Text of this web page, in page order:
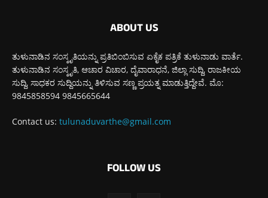
ABOUT US
ತುಳುನಾಡಿನ ಸಂಸ್ಕೃತಿಯನ್ನು ಪ್ರತಿಬಿಂಬಿಸುವ ಏಕೈಕ ಪತ್ರಿಕೆ ತುಳುನಾಡು ವಾರ್ತೆ.
ತುಳುನಾಡಿನ ಸಂಸ್ಕೃತಿ, ಆಚಾರ ವಿಚಾರ, ದೈವಾರಾಧನೆ, ಜಿಲ್ಲಾ ಸುದ್ದಿ, ರಾಜಕೀಯ
ಸುದ್ದಿ, ಸಾಧಕರ ಸುದ್ದಿಯನ್ನು ತಿಳಿಸುವ ಸಣ್ಣ ಪ್ರಯತ್ನ ಮಾಡುತ್ತಿದ್ದೇವೆ. ಮೊ:
9845858594 9845665644
Contact us: tulunaduvarthe@gmail.com
FOLLOW US